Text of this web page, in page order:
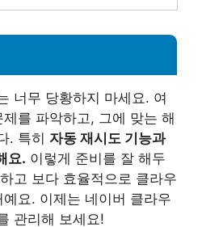
너무 당황하지 마세요. 여
를 파악하고, 그에 맞는 해
. 특히 자동 재시도 기능과
요. 이렇게 준비를 잘 해두
고 보다 효율적으로 클라우
요. 이제는 네이버 클라우
관리해 보세요!